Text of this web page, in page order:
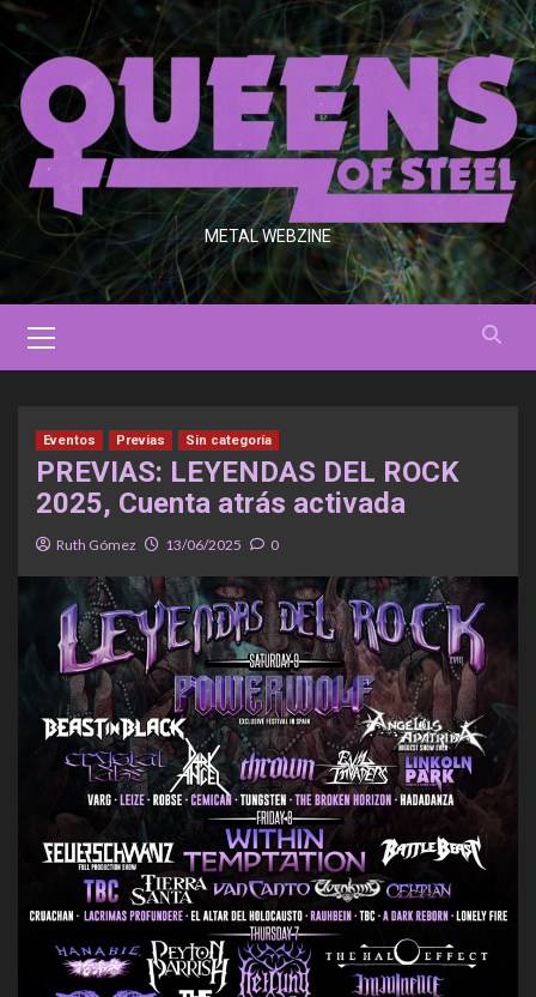
Saltar
al
contenido
METAL WEBZINE
primario
Eventos Previas Sin categoría
PREVIAS: LEYENDAS DEL ROCK
2025, Cuenta atrás activada
Ruth Gómez 13/06/2025 0